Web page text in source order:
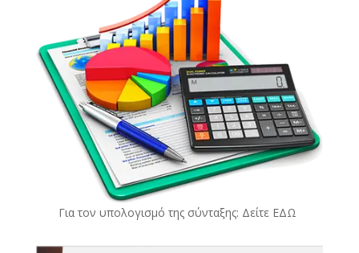
Για τον υπολογισμό της σύνταξης: Δείτε ΕΔΩ